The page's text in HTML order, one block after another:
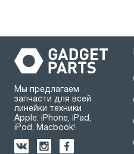
Мы предлагаем
запчасти для всей
линейки техники
Apple: iPhone, iPad,
iPod, Macbook!